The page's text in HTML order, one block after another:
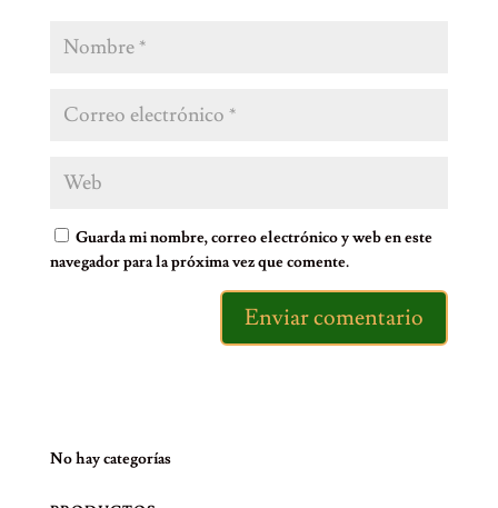
Guarda mi nombre, correo electrónico y web en este
navegador para la próxima vez que comente.
No hay categorías